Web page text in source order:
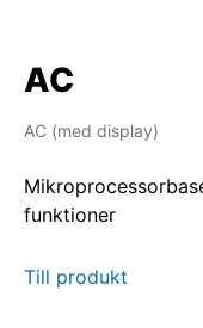
AC
AC (med display)
funktioner
Till produkt